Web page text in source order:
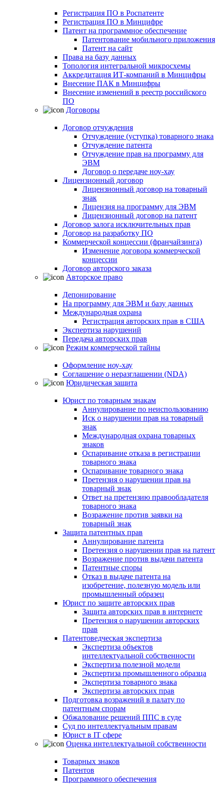
Регистрация ПО в Роспатенте
Регистрация ПО в Минцифре
Патент на программное обеспечение
Патентование мобильного приложения
Патент на сайт
Права на базу данных
Топология интегральной микросхемы
Аккредитация ИТ-компаний в Минцифры
Внесение ПАК в Минцифры
Внесение изменений в реестр российского
ПО
Договоры
Договор отчуждения
Отчуждение (уступка) товарного знака
Отчуждение патента
Отчуждение прав на программу для
ЭВМ
Договор о передаче ноу-хау
Лицензионный договор
Лицензионный договор на товарный
знак
Лицензия на программу для ЭВМ
Лицензионный договор на патент
Договор залога исключительных прав
Договор на разработку ПО
Коммерческой концессии (франчайзинга)
Изменение договора коммерческой
концессии
Договор авторского заказа
Авторское право
Депонирование
На программу для ЭВМ и базу данных
Международная охрана
Регистрация авторских прав в США
Экспертиза нарушений
Передача авторских прав
Режим коммерческой тайны
Оформление ноу-хау
Соглашение о неразглашении (NDA)
Юридическая защита
Юрист по товарным знакам
Аннулирование по неиспользованию
Иск о нарушении прав на товарный
знак
Международная охрана товарных
знаков
Оспаривание отказа в регистрации
товарного знака
Оспаривание товарного знака
Претензия о нарушении прав на
товарный знак
Ответ на претензию правообладателя
товарного знака
Возражение против заявки на
товарный знак
Защита патентных прав
Аннулирование патента
Претензия о нарушении прав на патент
Возражение против выдачи патента
Патентные споры
Отказ в выдаче патента на
изобретение, полезную модель или
промышленный образец
Юрист по защите авторских прав
Защита авторских прав в интернете
Претензия о нарушении авторских
прав
Патентоведческая экспертиза
Экспертиза объектов
интеллектуальной собственности
Экспертиза полезной модели
Экспертиза промышленного образца
Экспертиза товарного знака
Экспертиза авторских прав
Подготовка возражений в палату по
патентным спорам
Обжалование решений ППС в суде
Суд по интеллектуальным правам
Юрист в IT сфере
Оценка интеллектуальной собственности
Товарных знаков
Патентов
Программного обеспечения